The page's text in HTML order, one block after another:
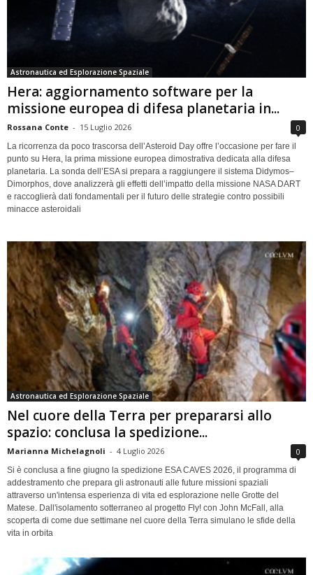
Astronautica ed Esplorazione Spaziale
Hera: aggiornamento software per la
missione europea di difesa planetaria in...
Rossana Conte - 15 Luglio 2026 0
La ricorrenza da poco trascorsa dell’Asteroid Day offre l’occasione per fare il
punto su Hera, la prima missione europea dimostrativa dedicata alla difesa
planetaria. La sonda dell’ESA si prepara a raggiungere il sistema Didymos–
Dimorphos, dove analizzerà gli effetti dell’impatto della missione NASA DART
e raccoglierà dati fondamentali per il futuro delle strategie contro possibili
minacce asteroidali
Astronautica ed Esplorazione Spaziale
Nel cuore della Terra per prepararsi allo
spazio: conclusa la spedizione...
Marianna Michelagnoli - 4 Luglio 2026 0
Si è conclusa a fine giugno la spedizione ESA CAVES 2026, il programma di
addestramento che prepara gli astronauti alle future missioni spaziali
attraverso un'intensa esperienza di vita ed esplorazione nelle Grotte del
Matese. Dall'isolamento sotterraneo al progetto Fly! con John McFall, alla
scoperta di come due settimane nel cuore della Terra simulano le sfide della
vita in orbita